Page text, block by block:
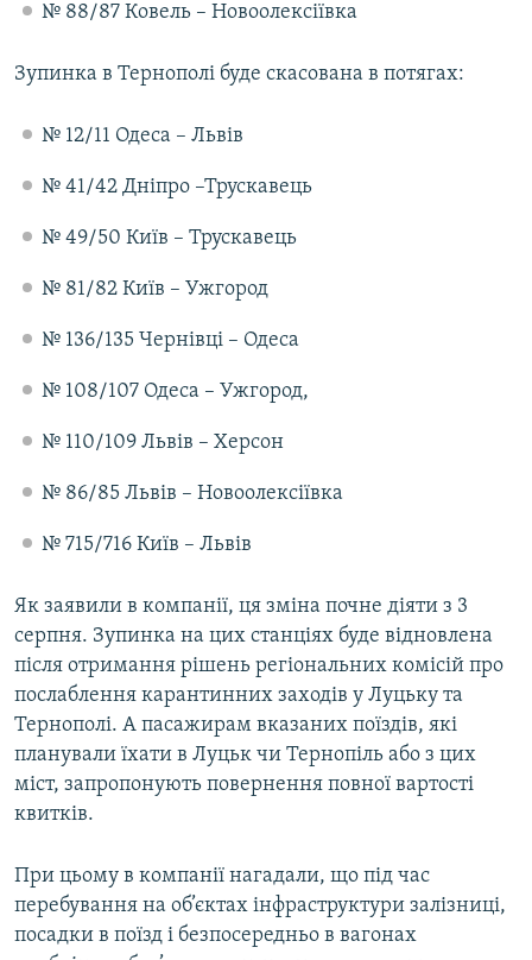
№ 88/87 Ковель – Новоолексіївка
Зупинка в Тернополі буде скасована в потягах:
№ 12/11 Одеса – Львів
№ 41/42 Дніпро –Трускавець
№ 49/50 Київ – Трускавець
№ 81/82 Київ – Ужгород
№ 136/135 Чернівці – Одеса
№ 108/107 Одеса – Ужгород,
№ 110/109 Львів – Херсон
№ 86/85 Львів – Новоолексіївка
№ 715/716 Київ – Львів
Як заявили в компанії, ця зміна почне діяти з 3
серпня. Зупинка на цих станціях буде відновлена
після отримання рішень регіональних комісій про
послаблення карантинних заходів у Луцьку та
Тернополі. А пасажирам вказаних поїздів, які
планували їхати в Луцьк чи Тернопіль або з цих
міст, запропонують повернення повної вартості
квитків.
При цьому в компанії нагадали, що під час
перебування на об’єктах інфраструктури залізниці,
посадки в поїзд і безпосередньо в вагонах